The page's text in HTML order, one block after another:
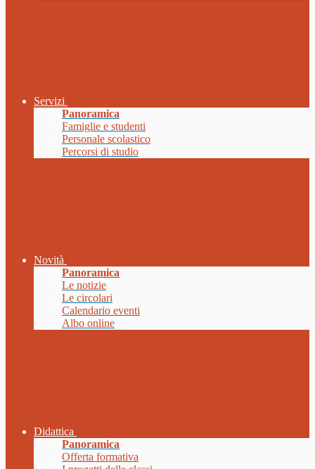
Servizi
Panoramica
Famiglie e studenti
Personale scolastico
Percorsi di studio
Novità
Panoramica
Le notizie
Le circolari
Calendario eventi
Albo online
Didattica
Panoramica
Offerta formativa